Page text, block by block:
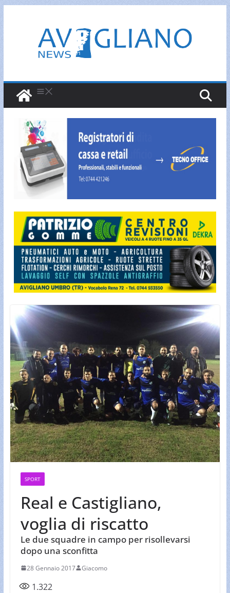
contenuto
SPORT
Real e Castigliano,
voglia di riscatto
Le due squadre in campo per risollevarsi
dopo una sconfitta
28 Gennaio 2017 Giacomo
1.322